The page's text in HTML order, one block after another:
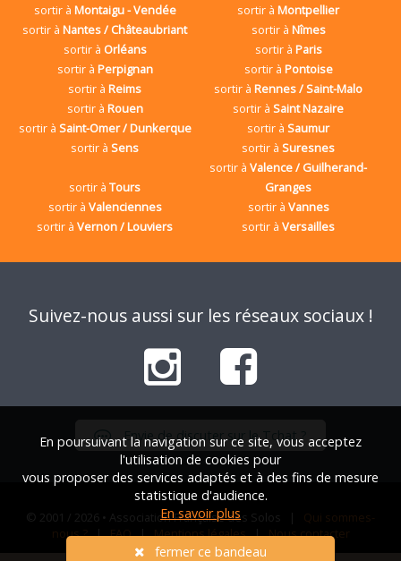
sortir à Montaigu - Vendée sortir àMontpellier
sortir àNantes / Châteaubriant sortir à Nîmes
sortir à Orléans sortir à Paris
sortir à Perpignan sortir à Pontoise
sortir àReims sortir àRennes / Saint-Malo
sortir à Rouen sortir àSaint Nazaire
sortir à Saint-Omer / Dunkerque sortir àSaumur
sortir àSens sortir àSuresnes
sortir àTours
sortir àValence / Guilherand-
Granges
sortir à Valenciennes sortir à Vannes
sortir àVernon / Louviers sortir àVersailles
Suivez-nous aussi sur les réseaux sociaux !
Envie de discuter sur le Tchat ?
© 2001 / 2026 • Association Française des Solos | Qui sommes-
nous ?|FAQ|Mentions légales|Nous contacter
En poursuivant la navigation sur ce site, vous acceptez
l'utilisation de cookies pour
vous proposer des services adaptés et à des fins de mesure
statistique d'audience.
En savoir plus
fermer ce bandeau